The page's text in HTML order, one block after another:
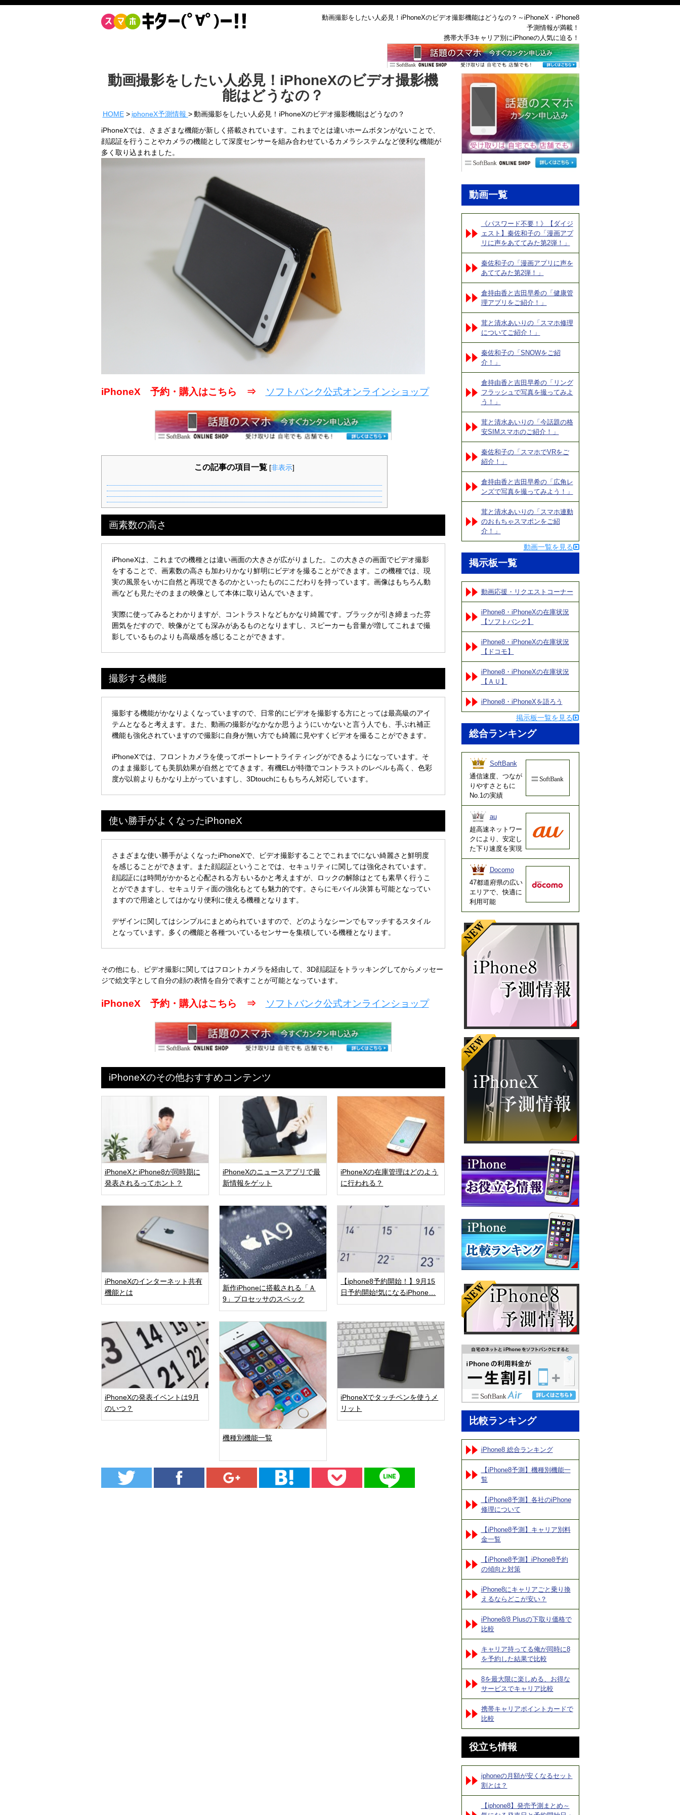
動画撮影をしたい人必見！iPhoneXのビデオ撮影機能はどうなの？～iPhoneX・iPhone8
予測情報が満載！
携帯大手3キャリア別にiPhoneの人気に迫る！
動画撮影をしたい人必見！iPhoneXのビデオ撮影機
能はどうなの？
HOME iphoneX予測情報
動画撮影をしたい人必見！iPhoneXのビデオ撮影機能はどうなの？
iPhoneXでは、さまざまな機能が新しく搭載されています。これまでとは違いホームボタンがないことで、
顔認証を行うことやカメラの機能として深度センサーを組み合わせているカメラシステムなど便利な機能が
多く取り込まれました。
iPhoneX 予約・購入はこちら ⇒ ソフトバンク公式オンラインショップ
この記事の項目一覧 [非表示]
画素数の高さ
iPhoneXは、これまでの機種とは違い画面の大きさが広がりました。この大きさの画面でビデオ撮影
をすることで、画素数の高さも加わりかなり鮮明にビデオを撮ることができます。この機種では、現
実の風景をいかに自然と再現できるのかといったものにこだわりを持っています。画像はもちろん動
画なども見たそのままの映像として本体に取り込んでいきます。
実際に使ってみるとわかりますが、コントラストなどもかなり綺麗です。ブラックが引き締まった雰
囲気をだすので、映像がとても深みがあるものとなりますし、スピーカーも音量が増してこれまで撮
影しているものよりも高級感を感じることができます。
撮影する機能
撮影する機能がかなりよくなっていますので、日常的にビデオを撮影する方にとっては最高級のアイ
テムとなると考えます。また、動画の撮影がなかなか思うようにいかないと言う人でも、手ぶれ補正
機能も強化されていますので撮影に自身が無い方でも綺麗に見やすくビデオを撮ることができます。
iPhoneXでは、フロントカメラを使ってポートレートライティングができるようになっています。そ
のまま撮影しても美肌効果が自然とでてきます。有機ELが特徴でコントラストのレベルも高く、色彩
度が以前よりもかなり上がっていますし、3Dtouchにももちろん対応しています。
使い勝手がよくなったiPhoneX
さまざまな使い勝手がよくなったiPhoneXで、ビデオ撮影することでこれまでにない綺麗さと鮮明度
を感じることができます。また顔認証ということでは、セキュリティに関しては強化されています。
顔認証には時間がかかると心配される方もいるかと考えますが、ロックの解除はとても素早く行うこ
とができますし、セキュリティ面の強化もとても魅力的です。さらにモバイル決算も可能となってい
ますので用途としてはかなり便利に使える機種となります。
デザインに関してはシンプルにまとめられていますので、どのようなシーンでもマッチするスタイル
となっています。多くの機能と各種ついているセンサーを集積している機種となります。
その他にも、ビデオ撮影に関してはフロントカメラを経由して、3D顔認証をトラッキングしてからメッセー
ジで絵文字として自分の顔の表情を自分で表すことが可能となっています。
iPhoneX 予約・購入はこちら ⇒ ソフトバンク公式オンラインショップ
iPhoneXのその他おすすめコンテンツ
iPhoneXとiPhone8が同時期に
発表されるってホント？
iPhoneXのニュースアプリで最
新情報をゲット
iPhoneXの在庫管理はどのよう
に行われる？
iPhoneXのインターネット共有
機能とは
新作iPhoneに搭載される「Ａ
9」プロセッサのスペック
【iphone8予約開始！】9月15
日予約開始!気になるiPhone…
iPhoneXの発表イベントは9月
のいつ？
機種別機能一覧
iPhoneXでタッチペンを使うメ
リット
動画一覧
《パスワード不要！》【ダイジ
ェスト】秦佐和子の「漫画アプ
リに声をあててみた第2弾！」
秦佐和子の「漫画アプリに声を
あててみた第2弾！」
倉持由香と吉田早希の「健康管
理アプリをご紹介！」
茸と清水あいりの「スマホ修理
についてご紹介！」
秦佐和子の「SNOWをご紹
介！」
倉持由香と吉田早希の「リング
フラッシュで写真を撮ってみよ
う！」
茸と清水あいりの「今話題の格
安SIMスマホのご紹介！」
秦佐和子の「スマホでVRをご
紹介！」
倉持由香と吉田早希の「広角レ
ンズで写真を撮ってみよう！」
茸と清水あいりの「スマホ連動
のおもちゃスマポンをご紹
介！」
動画一覧を見る
掲示板一覧
動画応援・リクエストコーナー
iPhone8・iPhoneXの在庫状況
【ソフトバンク】
iPhone8・iPhoneXの在庫状況
【ドコモ】
iPhone8・iPhoneXの在庫状況
【ＡＵ】
iPhone8・iPhoneXを語ろう
掲示板一覧を見る
総合ランキング
SoftBank
通信速度、つなが
りやすさともに
No.1の実績
au
超高速ネットワー
クにより、安定し
た下り速度を実現
Docomo
47都道府県の広い
エリアで、快適に
利用可能
比較ランキング
iPhone8 総合ランキング
【iPhone8予測】機種別機能一
覧
【iPhone8予測】各社のiPhone
修理について
【iPhone8予測】キャリア別料
金一覧
【iPhone8予測】iPhone8予約
の傾向と対策
iPhone8にキャリアごと乗り換
えるならどこが安い？
iPhone8/8 Plusの下取り価格で
比較
キャリア持ってる俺が同時に8
を予約した結果で比較
8を最大限に楽しめる、お得な
サービスでキャリア比較
携帯キャリアポイントカードで
比較
役立ち情報
iphoneの月額が安くなるセット
割とは？
【iphone8】発売予測まとめ～